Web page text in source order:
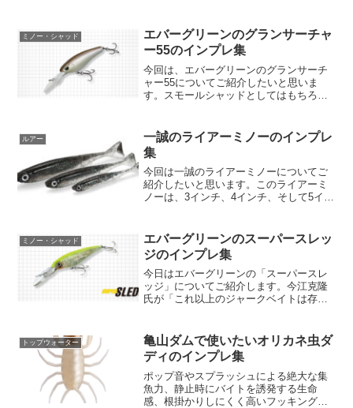
ルをベースに、さらにスイミングジグに
最適化され...
ミノー・シャッド
エバーグリーンのグランサーチャ
ー55のインプレ集
今回は、エバーグリーンのグランサーチ
ャー55についてご紹介したいと思いま
す。スモールシャッドとしてはもちろ
ンをベイトタックルで攻略するために開
発されたこのルアーは、釣果...
ルアー
一誠のライアーミノーのインプレ
集
今回は一誠のライアーミノーについてご
紹介したいと思います。このライアーミ
ノーは、3インチ、4インチ、そして5イン
晴らしい小魚ワームです。【ライアミノ
ー 3インチ】まず...
ミノー・シャッド
エバーグリーンのスーパースレッ
ジのインプレ集
今日はエバーグリーンの「スーパースレ
ッジ」についてご紹介します。今江克隆
氏が「これ以上のジャークベイトは存在
【スーパースレッジの特徴】スーパース
レッジは、空力抵抗を極限...
トップウォーター
亀山ダムで使いたいオリカネ虫ダ
ディのインプレ集
ポップ音やスプラッシュによる絶大な集
魚力、静止時にバイトを誘発する生命
感、根掛かりしにくく高いフッキング率